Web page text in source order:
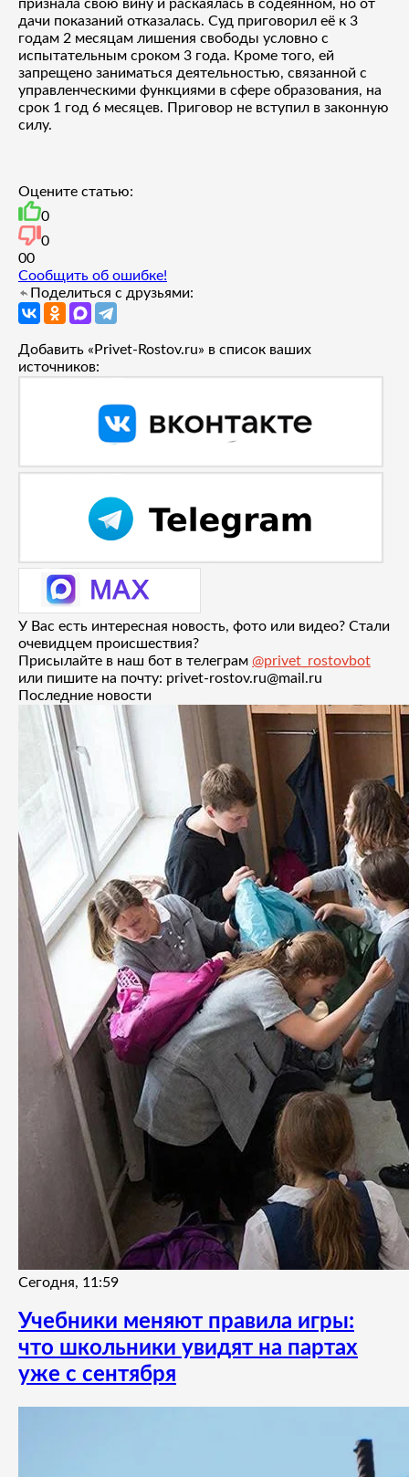
признала свою вину и раскаялась в содеянном, но от
дачи показаний отказалась. Суд приговорил её к 3
годам 2 месяцам лишения свободы условно с
испытательным сроком 3 года. Кроме того, ей
запрещено заниматься деятельностью, связанной с
управленческими функциями в сфере образования, на
срок 1 год 6 месяцев. Приговор не вступил в законную
силу.
Оцените статью:
0
0
00
Сообщить об ошибке!
Поделиться с друзьями:
Добавить «Privet-Rostov.ru» в список ваших
источников:
У Вас есть интересная новость, фото или видео? Стали
очевидцем происшествия?
Присылайте в наш бот в телеграм @privet_rostovbot
или пишите на почту: privet-rostov.ru@mail.ru
Последние новости
Сегодня, 11:59
Учебники меняют правила игры:
что школьники увидят на партах
уже с сентября